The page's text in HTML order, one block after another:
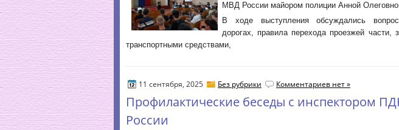
МВД России майором полиции Анной
В ходе выступления обсуждались
дорогах, правила перехода проезжей части,
транспортными средствами,
11 сентября, 2025 Без рубрики Комментариев нет »
Профилактические беседы с инспектором
России